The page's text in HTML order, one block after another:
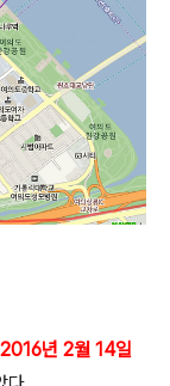
년 2월 14일